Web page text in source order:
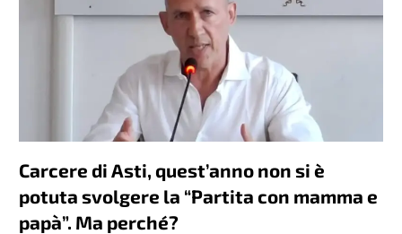
Carcere di Asti, quest’anno non si è
potuta svolgere la “Partita con mamma e
papà”. Ma perché?